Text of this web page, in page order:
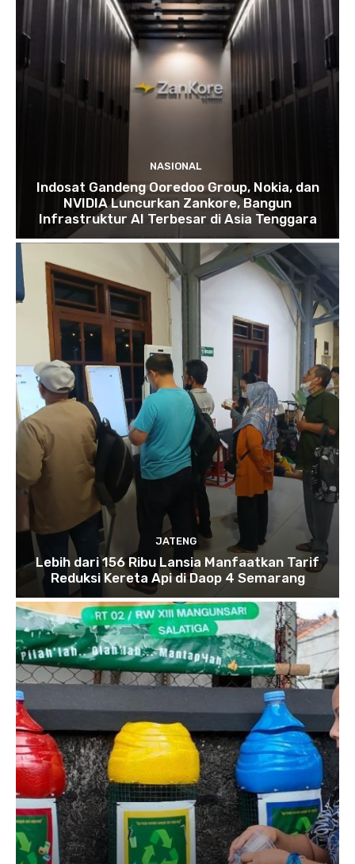
NASIONAL
Indosat Gandeng Ooredoo Group, Nokia, dan
NVIDIA Luncurkan Zankore, Bangun
Infrastruktur AI Terbesar di Asia Tenggara
JATENG
Lebih dari 156 Ribu Lansia Manfaatkan Tarif
Reduksi Kereta Api di Daop 4 Semarang